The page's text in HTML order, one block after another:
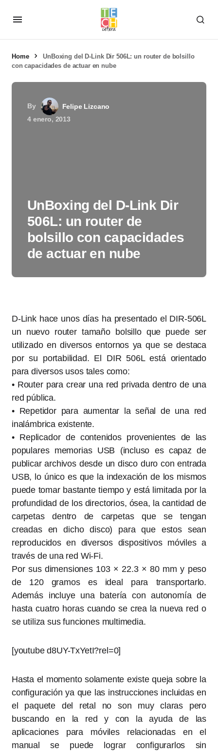
Home
UnBoxing del D-Link Dir 506L: un router de bolsillo
con capacidades de actuar en nube
By
Felipe Lizcano
4 enero, 2013
UnBoxing del D-Link Dir
506L: un router de
bolsillo con capacidades
de actuar en nube
D-Link hace unos días ha presentado el DIR-506L
un nuevo router tamaño bolsillo que puede ser
utilizado en diversos entornos ya que se destaca
por su portabilidad. El DIR 506L está orientado
para diversos usos tales como:
• Router para crear una red privada dentro de una
red pública.
• Repetidor para aumentar la señal de una red
inalámbrica existente.
• Replicador de contenidos provenientes de las
populares memorias USB (incluso es capaz de
publicar archivos desde un disco duro con entrada
USB, lo único es que la indexación de los mismos
puede tomar bastante tiempo y está limitada por la
profundidad de los directorios, ósea, la cantidad de
carpetas dentro de carpetas que se tengan
creadas en dicho disco) para que estos sean
reproducidos en diversos dispositivos móviles a
través de una red Wi-Fi.
Por sus dimensiones 103 × 22.3 × 80 mm y peso
de 120 gramos es ideal para transportarlo.
Además incluye una batería con autonomía de
hasta cuatro horas cuando se crea la nueva red o
se utiliza sus funciones multimedia.
[youtube d8UY-TxYetI?rel=0]
Hasta el momento solamente existe queja sobre la
configuración ya que las instrucciones incluidas en
el paquete del retal no son muy claras pero
buscando en la red y con la ayuda de las
aplicaciones para móviles relacionadas en el
manual se puede lograr configurarlos sin